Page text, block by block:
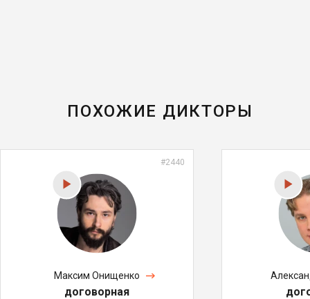
ПОХОЖИЕ ДИКТОРЫ
#2440
Максим Онищенко
договорная